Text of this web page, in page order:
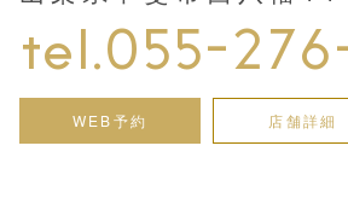
tel.055-
WEB予約 店舗詳細